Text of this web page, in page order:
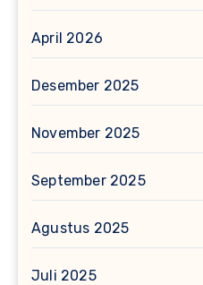
April 2026
Desember 2025
November 2025
September 2025
Agustus 2025
Juli 2025